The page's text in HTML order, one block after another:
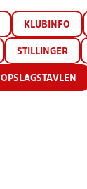
KLUBINFO
STILLINGER
OPSLAGSTAVLEN